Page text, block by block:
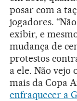
posar com a
jogadores.
exibir, e
mudança de
protestos
a ele. Não
mais da Copa
enfraquecer a